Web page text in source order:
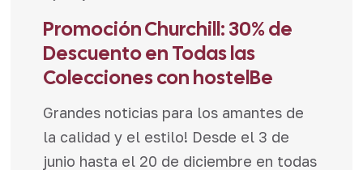
Promoción Churchill: 30% de
Descuento en Todas las
Colecciones con hostelBe
Grandes noticias para los amantes de
la calidad y el estilo! Desde el 3 de
junio hasta el 20 de diciembre en todas